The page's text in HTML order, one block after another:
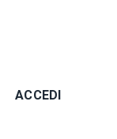
ACCEDI